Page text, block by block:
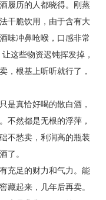
履历的人都晓得。刚蒸
干脆饮用，由于含有大
味冲鼻呛喉，口感非常
这些物资迟钝挥发掉，
，根基上听听就行了，
是真恰好喝的散白酒，
不然都是无根的浮萍，
不愁卖，利润高的瓶装
了。
充足的财力和气力。能
藏起来，几年后再卖。